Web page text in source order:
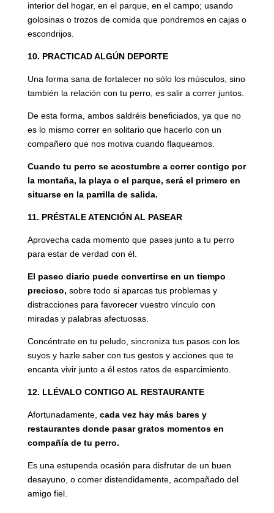
interior del hogar, en el parque, en el campo; usando
golosinas o trozos de comida que pondremos en cajas o
escondrijos.
10. PRACTICAD ALGÚN DEPORTE
Una forma sana de fortalecer no sólo los músculos, sino
también la relación con tu perro, es salir a correr juntos.
De esta forma, ambos saldréis beneficiados, ya que no
es lo mismo correr en solitario que hacerlo con un
compañero que nos motiva cuando flaqueamos.
Cuando tu perro se acostumbre a correr contigo por
la montaña, la playa o el parque, será el primero en
situarse en la parrilla de salida.
11. PRÉSTALE ATENCIÓN AL PASEAR
Aprovecha cada momento que pases junto a tu perro
para estar de verdad con él.
El paseo diario puede convertirse en un tiempo
precioso, sobre todo si aparcas tus problemas y
distracciones para favorecer vuestro vínculo con
miradas y palabras afectuosas.
Concéntrate en tu peludo, sincroniza tus pasos con los
suyos y hazle saber con tus gestos y acciones que te
encanta vivir junto a él estos ratos de esparcimiento.
12. LLÉVALO CONTIGO AL RESTAURANTE
Afortunadamente, cada vez hay más bares y
restaurantes donde pasar gratos momentos en
compañía de tu perro.
Es una estupenda ocasión para disfrutar de un buen
desayuno, o comer distendidamente, acompañado del
amigo fiel.